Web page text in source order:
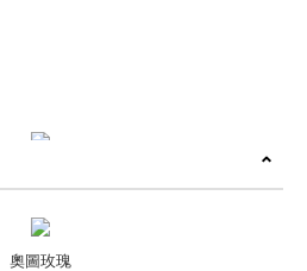
USD4.98)
奧圖玫瑰